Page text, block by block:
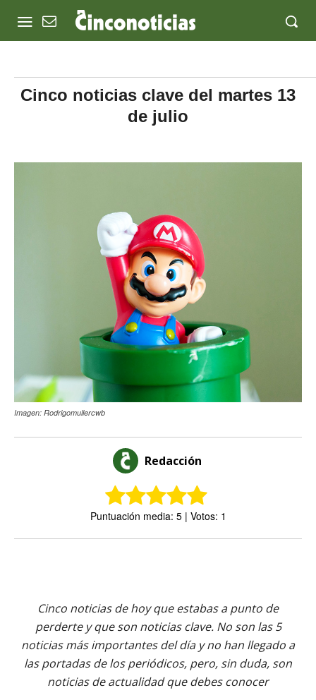
Cinco noticias clave del martes 13
de julio
Imagen: Rodrigomullercwb
Redacción
Puntuación media: 5 | Votos: 1
Cinco noticias de hoy que estabas a punto de
perderte y que son noticias clave. No son las 5
noticias más importantes del día y no han llegado a
las portadas de los periódicos, pero, sin duda, son
noticias de actualidad que debes conocer